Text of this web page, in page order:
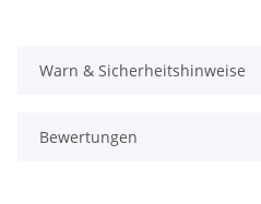
Warn & Sicherheitshinweise
Bewertungen